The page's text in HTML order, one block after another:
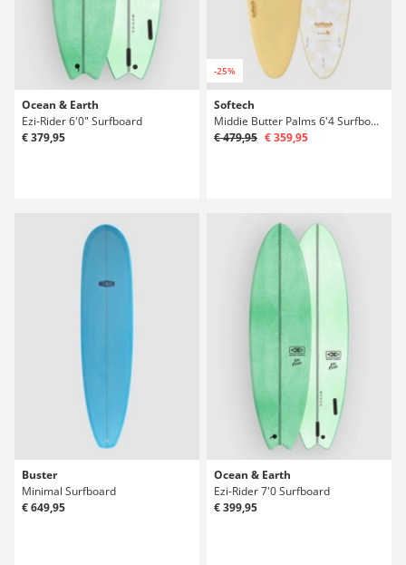
Ocean & Earth
Ezi-Rider 6'0" Surfboard
€ 379,95
-25%
Softech
Middie Butter Palms 6'4 Surfboard
€ 479,95 € 359,95
Buster
Minimal Surfboard
€ 649,95
Ocean & Earth
Ezi-Rider 7'0 Surfboard
€ 399,95